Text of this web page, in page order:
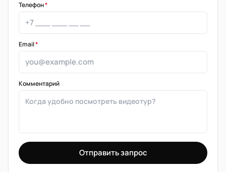
Телефон*
Email*
Комментарий
Отправить запрос